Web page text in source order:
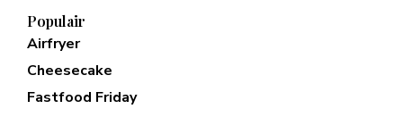
Populair
Airfryer
Cheesecake
Fastfood Friday